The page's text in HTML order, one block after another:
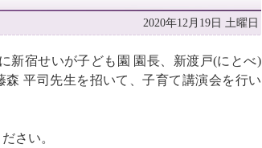
2020年12月19日 土曜日
新宿せいが子ども園 園長、新渡戸(にとべ)
森 平司先生を招いて、子育て講演会を行い
さい。